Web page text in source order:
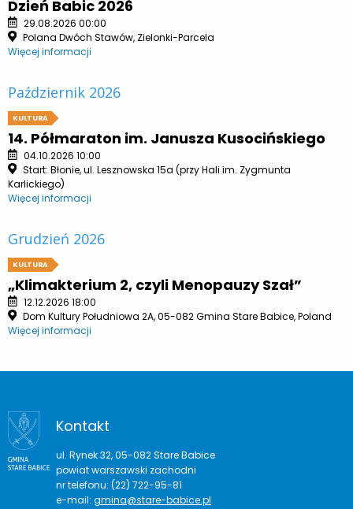
Dzień Babic 2026
29.08.2026 00:00
Polana Dwóch Stawów, Zielonki-Parcela
Więcej informacji
Październik 2026
KULTURA
14. Półmaraton im. Janusza Kusocińskiego
04.10.2026 10:00
Start: Błonie, ul. Lesznowska 15a (przy Hali im. Zygmunta
Karlickiego)
Więcej informacji
Grudzień 2026
KULTURA
„Klimakterium 2, czyli Menopauzy Szał”
12.12.2026 18:00
Dom Kultury Południowa 2A, 05-082 Gmina Stare Babice, Poland
Więcej informacji
Kontakt
ul. Rynek 32, 05-082 Stare Babice
powiat warszawski zachodni
nr telefonu: (22) 722-95-81
e-mail: gmina@stare-babice.pl